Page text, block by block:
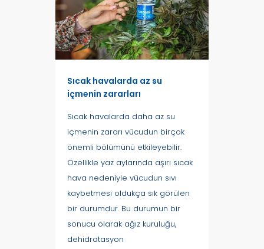
Sıcak havalarda az su
içmenin zararları
Sıcak havalarda daha az su
içmenin zararı vücudun birçok
önemli bölümünü etkileyebilir.
Özellikle yaz aylarında aşırı sıcak
hava nedeniyle vücudun sıvı
kaybetmesi oldukça sık görülen
bir durumdur. Bu durumun bir
sonucu olarak ağız kuruluğu,
dehidratasyon